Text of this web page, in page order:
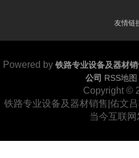
友情链
Powered by 铁路专业设备及器材
公司 RSS地图
Copyright ©
铁路专业设备及器材销售|佑文
当今互联网